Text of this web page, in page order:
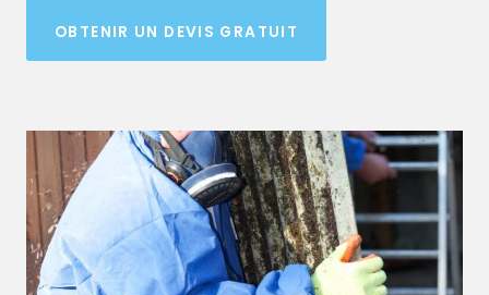
OBTENIR UN DEVIS GRATUIT